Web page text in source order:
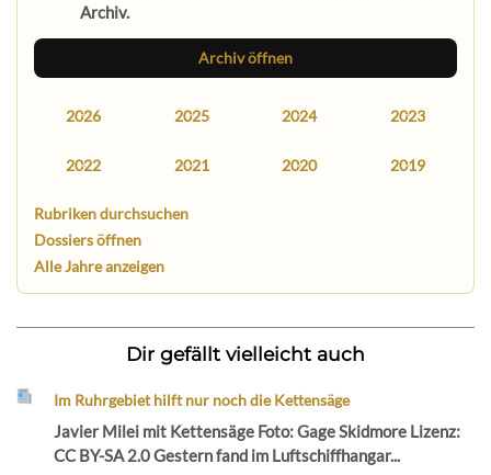
Archiv.
Archiv öffnen
2026 2025 2024 2023
2022 2021 2020 2019
Rubriken durchsuchen
Dossiers öffnen
Alle Jahre anzeigen
Dir gefällt vielleicht auch
Im Ruhrgebiet hilft nur noch die Kettensäge
Javier Milei mit Kettensäge Foto: Gage Skidmore Lizenz:
CC BY-SA 2.0 Gestern fand im Luftschiffhangar...